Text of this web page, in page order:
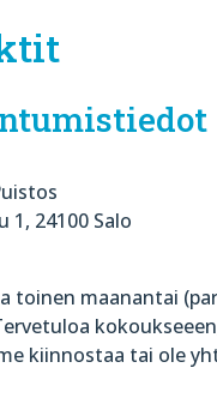
1, 24100 Salo
toinen maanantai
kiinnostaa tai ole